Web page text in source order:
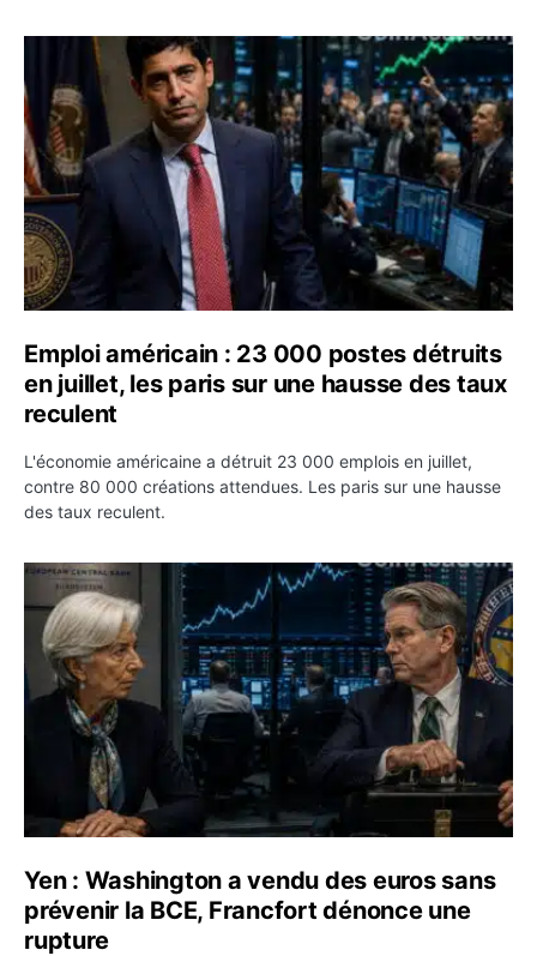
Emploi américain : 23 000 postes détruits en juillet, les
Emploi américain : 23 000 postes détruits
en juillet, les paris sur une hausse des taux
reculent
L'économie américaine a détruit 23 000 emplois en juillet,
contre 80 000 créations attendues. Les paris sur une hausse
des taux reculent.
Yen : Washington a vendu des euros sans prévenir la
Yen : Washington a vendu des euros sans
prévenir la BCE, Francfort dénonce une
rupture